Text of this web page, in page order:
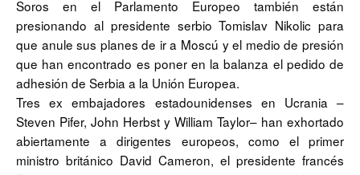
Soros en el Parlamento Europeo también están
presionando al presidente serbio Tomislav Nikolic para
que anule sus planes de ir a Moscú y el medio de presión
que han encontrado es poner en la balanza el pedido de
adhesión de Serbia a la Unión Europea.
Tres ex embajadores estadounidenses en Ucrania –
Steven Pifer, John Herbst y William Taylor– han exhortado
abiertamente a dirigentes europeos, como el primer
ministro británico David Cameron, el presidente francés